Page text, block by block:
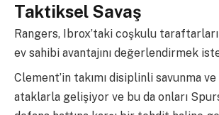
Taktiksel Savaş
Rangers, Ibrox’taki coşkulu
ev sahibi avantajını değerlendirmek
Clement’in takımı disiplinli savunma ve
ataklarla gelişiyor ve bu da onları